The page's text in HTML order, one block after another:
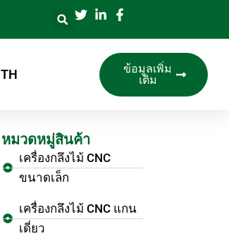
TH
ข้อมูลเพิ่ม
เติม
หมวดหมู่สินค้า
เครื่องกลึงไม้ CNC
ขนาดเล็ก
เครื่องกลึงไม้ CNC แกน
เดี่ยว